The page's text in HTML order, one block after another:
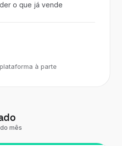
o que já vende
à parte
mês